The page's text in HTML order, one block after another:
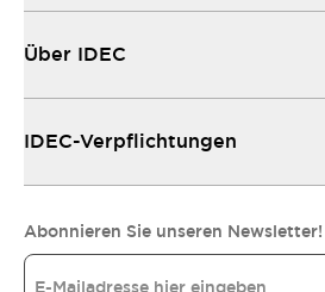
Über IDEC
IDEC-Verpflichtungen
Abonnieren Sie unseren Newsletter!